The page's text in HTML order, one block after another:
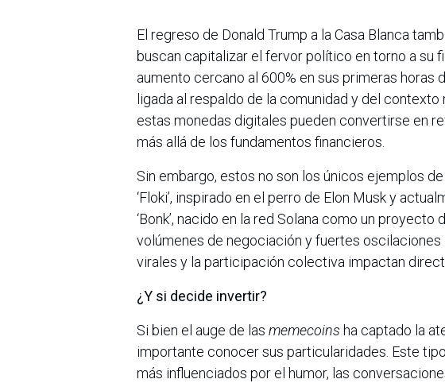
El regreso de Donald Trump a la Casa Blanca
buscan capitalizar el fervor político en torno a su
aumento cercano al 600% en sus primeras horas
ligada al respaldo de la comunidad y del
estas monedas digitales pueden convertirse en
más allá de los fundamentos financieros.
Sin embargo, estos no son los únicos ejemplos de
‘Floki’, inspirado en el perro de Elon Musk y
‘Bonk’, nacido en la red Solana como un
volúmenes de negociación y fuertes
virales y la participación colectiva impactan
¿Y si decide invertir?
Si bien el auge de las memecoins ha captado la
importante conocer sus particularidades. Este
más influenciados por el humor, las